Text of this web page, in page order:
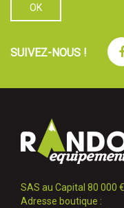
SUIVEZ-NOUS !
SAS au Capital 80 000 €
Adresse boutique :